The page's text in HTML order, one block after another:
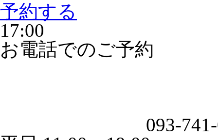
予約する
17:00
お電話でのご予約
093-